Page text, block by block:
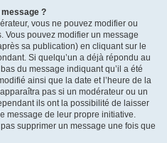
?
vous ne pouvez modifier ou
Vous pouvez modifier un message
sa publication) en cliquant sur le
Si quelqu’un a déjà répondu au
du message indiquant qu’il a été
ainsi que la date et l’heure de la
pas si un modérateur ou un
ils ont la possibilité de laisser
message de leur propre initiative.
supprimer un message une fois que